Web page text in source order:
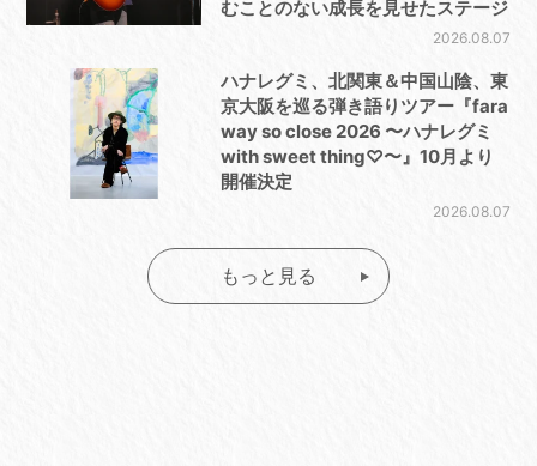
むことのない成長を見せたステージ
2026.08.07
ハナレグミ、北関東＆中国山陰、東
京大阪を巡る弾き語りツアー『fara
way so close 2026 〜ハナレグミ
with sweet thing♡〜』10月より
開催決定
2026.08.07
もっと見る